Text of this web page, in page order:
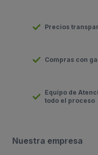
Precios
Compras con
Equipo de
todo el proceso
Nuestra empresa